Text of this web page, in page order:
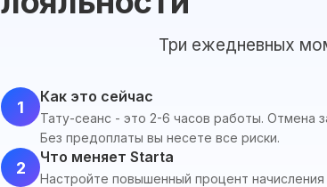
Три ежедневных
1
Как это сейчас
Тату-сеанс - это 2-6 часов работы. Отмена
Без предоплаты вы несете все риски.
2
Что меняет Starta
Настройте повышенный процент